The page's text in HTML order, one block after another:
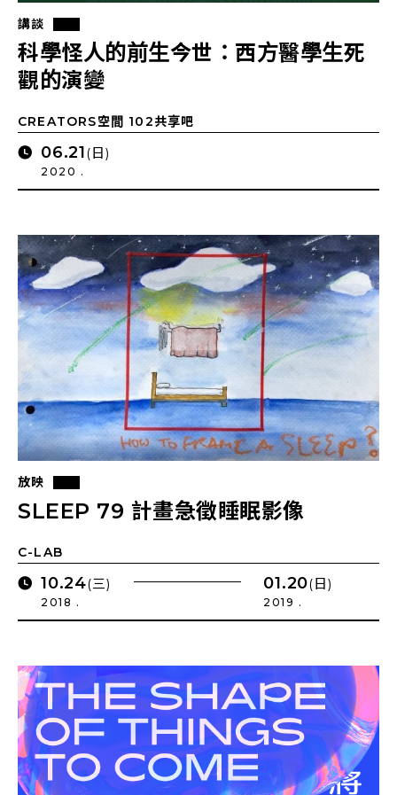
講談
科學怪人的前生今世：西方醫學生死
觀的演變
CREATORS空間 102共享吧
06.21(日)
2020 .
放映
SLEEP 79 計畫急徵睡眠影像
C-LAB
10.24(三)
2018 .
01.20(日)
2019 .